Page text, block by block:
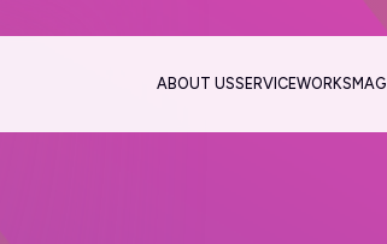
ABOUT USSERVICEWORKS